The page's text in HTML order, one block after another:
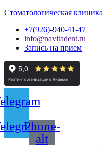
Стоматологическая
+7(926)-940-41-47
info@navitadent.ru
Запись на прием
Phone-
alt